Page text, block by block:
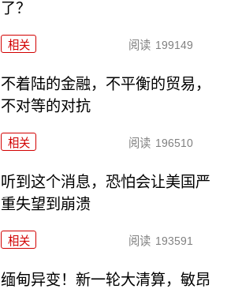
了？
相关 阅读 199149
不着陆的金融，不平衡的贸易，
不对等的对抗
相关 阅读 196510
听到这个消息，恐怕会让美国严
重失望到崩溃
相关 阅读 193591
缅甸异变！新一轮大清算，敏昂